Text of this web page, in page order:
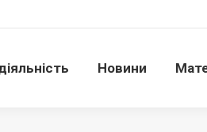
Новини
Новини